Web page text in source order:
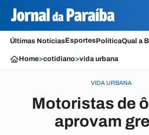
Últimas NotíciasEsportesPolíticaQual a
Home>cotidiano>vida urbana
VIDA URBANA
Motoristas de
aprovam